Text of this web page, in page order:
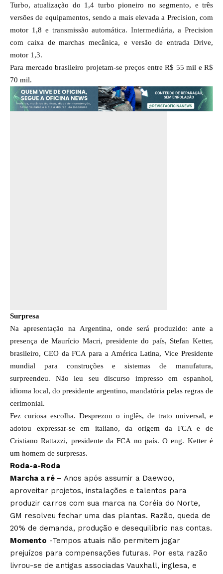
Turbo, atualização do 1,4 turbo pioneiro no segmento, e três
versões de equipamentos, sendo a mais elevada a Precision, com
motor 1,8 e transmissão automática. Intermediária, a Precision
com caixa de marchas mecânica, e versão de entrada Drive,
motor 1,3.
Para mercado brasileiro projetam-se preços entre R$ 55 mil e R$
70 mil.
Surpresa
Na apresentação na Argentina, onde será produzido: ante a
presença de Maurício Macri, presidente do país, Stefan Ketter,
brasileiro, CEO da FCA para a América Latina, Vice Presidente
mundial para construções e sistemas de manufatura,
surpreendeu. Não leu seu discurso impresso em espanhol,
idioma local, do presidente argentino, mandatória pelas regras de
cerimonial.
Fez curiosa escolha. Desprezou o inglês, de trato universal, e
adotou expressar-se em italiano, da origem da FCA e de
Cristiano Rattazzi, presidente da FCA no país. O eng. Ketter é
um homem de surpresas.
Roda-a-Roda
Marcha a ré – Anos após assumir a Daewoo,
aproveitar projetos, instalações e talentos para
produzir carros com sua marca na Coréia do Norte,
GM resolveu fechar uma das plantas. Razão, queda de
20% de demanda, produção e desequilíbrio nas contas.
Momento -Tempos atuais não permitem jogar
prejuízos para compensações futuras. Por esta razão
livrou-se de antigas associadas Vauxhall, inglesa, e